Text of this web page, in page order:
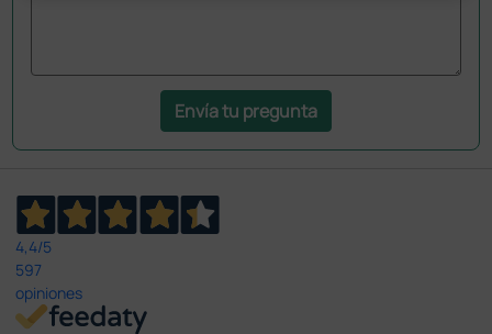
Envía tu pregunta
4,4/5
597
opiniones